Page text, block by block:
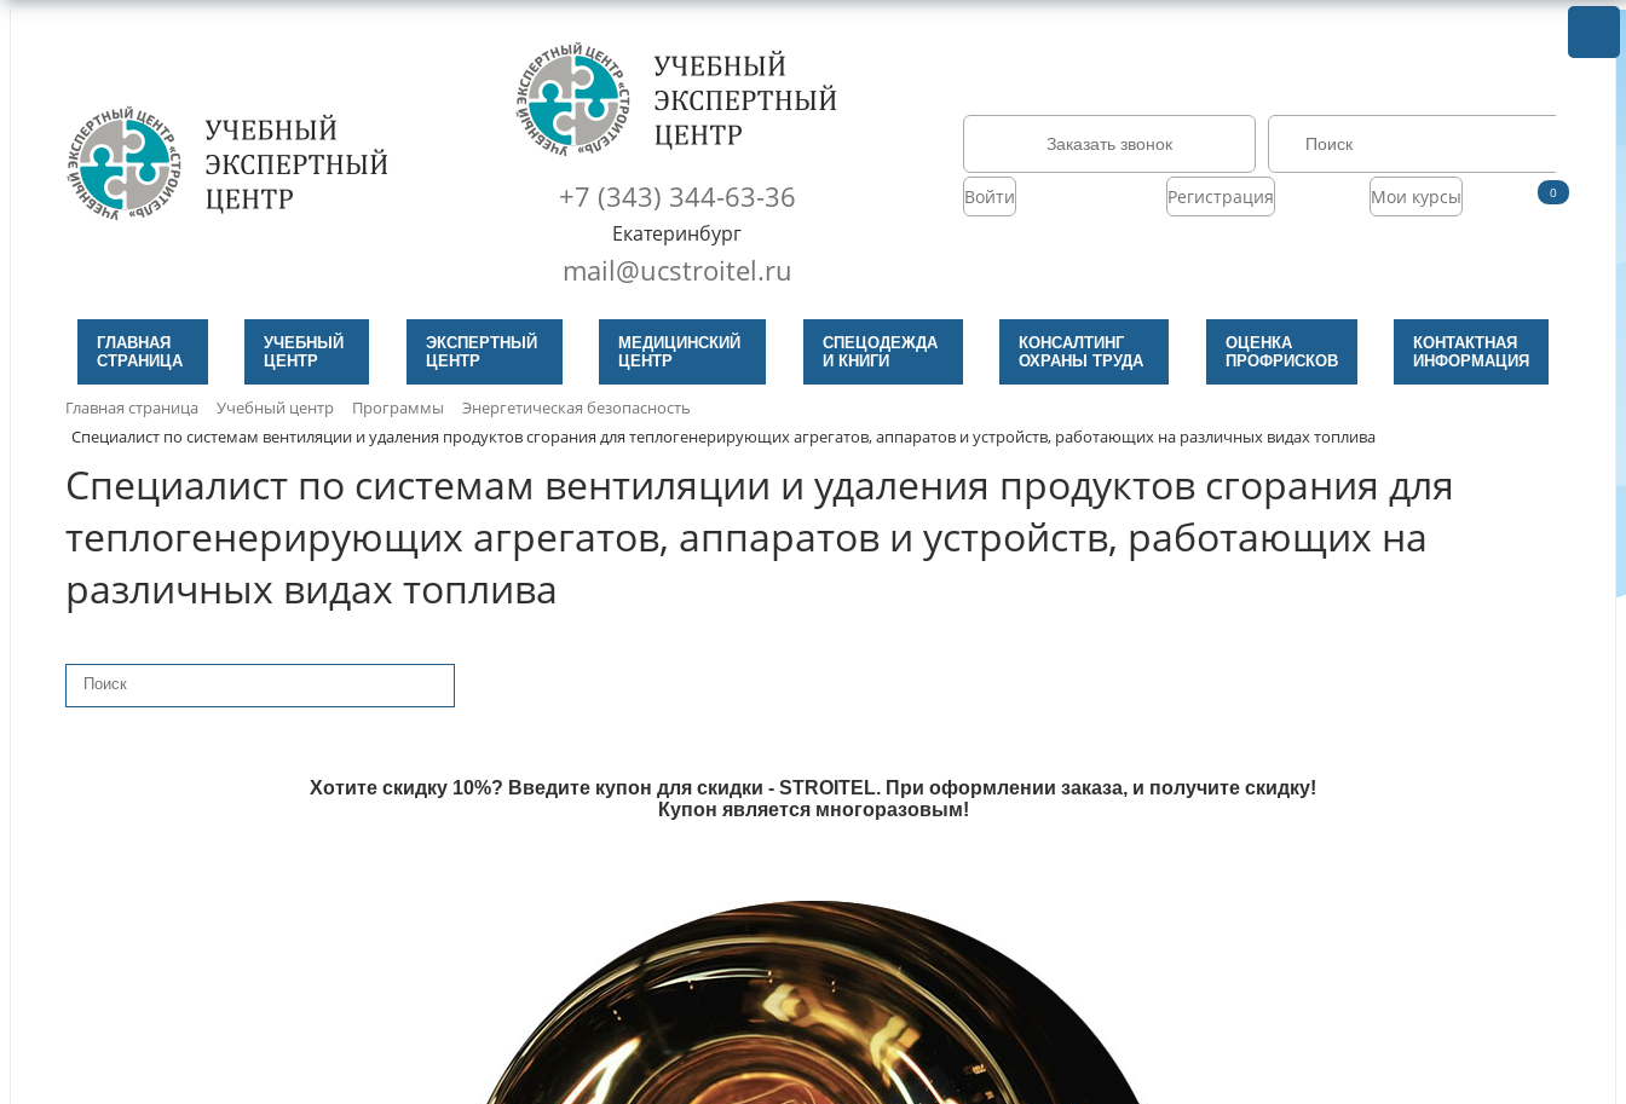
+7 (343) 344-63-36
Екатеринбург
mail@ucstroitel.ru
Заказать звонок
Войти Регистрация Мои курсы 0
ГЛАВНАЯ
СТРАНИЦА
УЧЕБНЫЙ
ЦЕНТР
ЭКСПЕРТНЫЙ
ЦЕНТР
МЕДИЦИНСКИЙ
ЦЕНТР
СПЕЦОДЕЖДА
И КНИГИ
КОНСАЛТИНГ
ОХРАНЫ ТРУДА
ОЦЕНКА
ПРОФРИСКОВ
КОНТАКТНАЯ
ИНФОРМАЦИЯ
Главная страница Учебный центр Программы
Энергетическая безопасность
Специалист по системам вентиляции и удаления продуктов сгорания для теплогенерирующих агрегатов, аппаратов и устройств, работающих на различных видах топлива
Специалист по системам вентиляции и удаления продуктов сгорания для
теплогенерирующих агрегатов, аппаратов и устройств, работающих на
различных видах топлива
Хотите скидку 10%? Введите купон для скидки - STROITEL. При оформлении заказа, и получите скидку!
Купон является многоразовым!